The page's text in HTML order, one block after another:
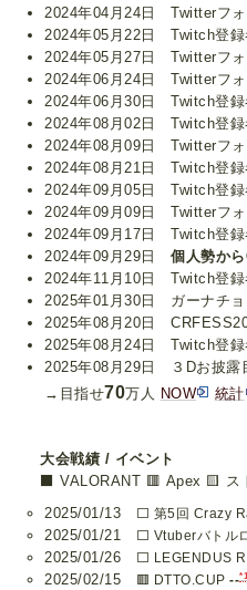
2024年04月24日 Twitterフォ
2024年05月22日 Twitch登録
2024年05月27日 Twitterフォ
2024年06月24日 Twitterフォ
2024年06月30日 Twitch登録
2024年08月02日 Twitch登録
2024年08月09日 Twitterフォ
2024年08月21日 Twitch登録
2024年09月05日 Twitch登録
2024年09月09日 Twitterフォ
2024年09月17日 Twitch登録
2024年09月29日個人勢か
2024年11月10日 Twitch登録
2025年01月30日 ガーナチョ
2025年08月20日
2025年08月24日 Twitch登録
2025年08月29日 ３Dお披露
→目指せ70万人 NOW 統計
大会戦績 / イベント
⬛ VALORANT 🟥 Apex 🟨
2025/01/13
⬜ 第5回 Crazy
2025/01/21 ⬜ Vtuberバトル
2025/01/26 ⬜ LEGENDUS
2025/02/15 🟥 DTTO.CUP--